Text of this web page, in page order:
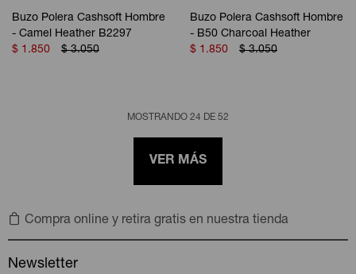
Buzo Polera Cashsoft Hombre
- Camel Heather B2297
$ 1.850 $ 3.050
Buzo Polera Cashsoft Hombre
- B50 Charcoal Heather
$ 1.850 $ 3.050
MOSTRANDO 24 DE 52
VER MÁS
Compra online y retira gratis en nuestra tienda
Newsletter